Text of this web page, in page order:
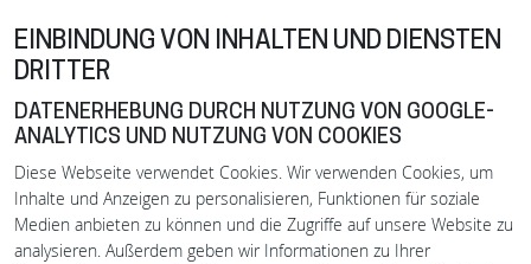
EINBINDUNG VON INHALTEN UND DIENSTEN
DRITTER
DATENERHEBUNG DURCH NUTZUNG VON GOOGLE-
ANALYTICS UND NUTZUNG VON COOKIES
Diese Webseite verwendet Cookies. Wir verwenden Cookies, um
Inhalte und Anzeigen zu personalisieren, Funktionen für soziale
Medien anbieten zu können und die Zugriffe auf unsere Website zu
analysieren. Außerdem geben wir Informationen zu Ihrer